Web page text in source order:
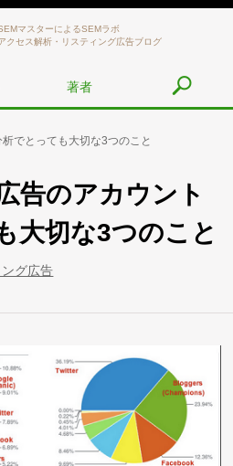
マスターによるSEMラボ
クセス解析・リスティング広告ブログ
著者
でとっても大切な3つのこと
告のアカウント
大切な3つのこと
グ広告